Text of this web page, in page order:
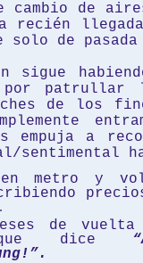
cambio de
recién
solo de
sigue
patrullar
de los
empuja a
sentimental
metro y
eses de
dice